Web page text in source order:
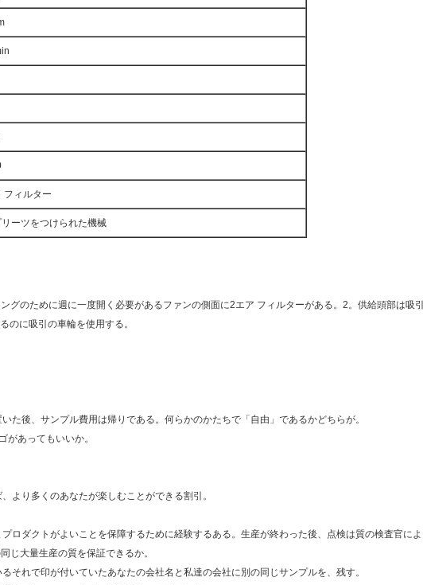
フィルター
ーツをつけられた機械
グのために週に一度開く必要があるファンの側面に2エア フィルターがある。2。供給頭部は吸
のに吸引の車輪を使用する。
た後、サンプル費用は帰りである。何らかのかたちで「自由」であるかどちらが。
があってもいいか。
より多くのあなたが楽しむことができる割引。
ロダクトがよいことを保障するために経験するある。生産が終わった後、点検は質の検査官によ
じ大量生産の質を保証できるか。
それで印が付いていたあなたの会社名と私達の会社に別の同じサンプルを、残す。